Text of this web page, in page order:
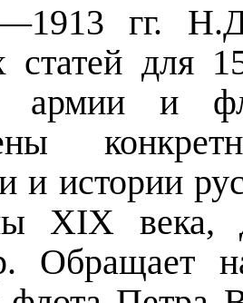
гг.
статей для
армии и
и истории
XIX века,
Обращает